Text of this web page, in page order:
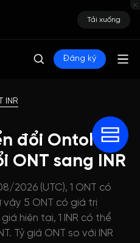
Tải xuống
Đăng ký
INR
đổi Ontology
ONT sang INR
2026 (UTC), 1 ONT có
vậy 5 ONT có giá trị
hiện tại, 1 INR có thể
Tỷ giá ONT so với INR